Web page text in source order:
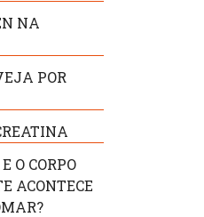
NA
POR
O CORPO
ACONTECE